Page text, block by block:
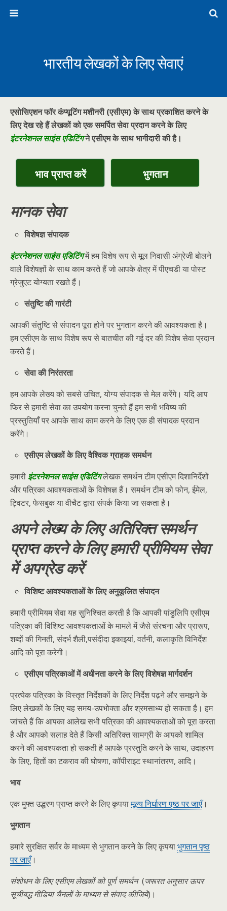
भारतीय लेखकों के लिए सेवाएं
एसोसिएशन फॉर कंप्यूटिंग मशीनरी (एसीएम) के साथ प्रकाशित करने के
लिए देख रहे हैं लेखकों को एक समर्पित सेवा प्रदान करने के लिए
इंटरनेशनल साइंस एडिटिंगनेएसीएम के साथ भागीदारी की है।
भाव प्राप्त करें भुगतान
मानक सेवा
विशेषज्ञ संपादक
इंटरनेशनल साइंस एडिटिंगमें हम विशेष रूप से मूल निवासी अंग्रेजी बोलने
वाले विशेषज्ञों के साथ काम करते हैं जो आपके क्षेत्र में पीएचडी या पोस्ट
ग्रेजुएट योग्यता रखते हैं।
संतुष्टि की गारंटी
आपकी संतुष्टि से संपादन पूरा होने पर भुगतान करने की आवश्यकता है।
हम एसीएम के साथ विशेष रूप से बातचीत की गई दर की विशेष सेवा प्रदान
करते हैं।
सेवा की निरंतरता
हम आपके लेख्य को सबसे उचित, योग्य संपादक से मेल करेंगे। यदि आप
फिर से हमारी सेवा का उपयोग करना चुनते हैं हम सभी भविष्य की
प्रस्तुतियाँ पर आपके साथ काम करने के लिए एक ही संपादक प्रदान
करेंगे।
एसीएम लेखकों के लिए वैश्विक ग्राहक समर्थन
हमारी इंटरनेशनल साइंस एडिटिंगलेखक समर्थन टीम एसीएम दिशानिर्देशों
और पत्रिका आवश्यकताओं के विशेषज्ञ हैं। समर्थन टीम को फोन, ईमेल,
ट्विटर, फेसबुक या वीचैट द्वारा संपर्क किया जा सकता है।
अपने लेख्य के लिए अतिरिक्त समर्थन
प्राप्त करने के लिए हमारी प्रीमियम सेवा
में अपग्रेड करें
विशिष्ट आवश्यकताओं के लिए अनुकूलित संपादन
हमारी प्रीमियम सेवा यह सुनिश्चित करती है कि आपकी पांडुलिपि एसीएम
पत्रिका की विशिष्ट आवश्यकताओं के मामले में जैसे संरचना और प्रारूप,
शब्दों की गिनती, संदर्भ शैली,पसंदीदा इकाइयां, वर्तनी, कलाकृति विनिर्देश
आदि को पूरा करेगी।
एसीएम पत्रिकाओं में अधीनता करने के लिए विशेषज्ञ मार्गदर्शन
प्रत्येक पत्रिका के विस्तृत निर्देशकों के लिए निर्देश पढ़ने और समझने के
लिए लेखकों के लिए यह समय-उपभोक्ता और श्रमसाध्य हो सकता है। हम
जांचते हैं कि आपका आलेख सभी पत्रिका की आवश्यकताओं को पूरा करता
है और आपको सलाह देते हैं किसी अतिरिक्त सामग्री के आपको शामिल
करने की आवश्यकता हो सकती है आपके प्रस्तुति करने के साथ, उदाहरण
के लिए, हितों का टकराव की घोषणा, कॉपीराइट स्थानांतरण, आदि।
भाव
एक मुफ्त उद्धरण प्राप्त करने के लिए कृपयामूल्य निर्धारण पृष्ठ पर जाएँ।
भुगतान
हमारे सुरक्षित सर्वर के माध्यम से भुगतान करने के लिए कृपयाभुगतान पृष्ठ
पर जाएँ।
संशोधन के लिए एसीएम लेखकों को पूर्ण समर्थन(जरूरत अनुसार ऊपर
सूचीबद्ध मीडिया चैनलों के माध्यम से संवाद कीजिये)।